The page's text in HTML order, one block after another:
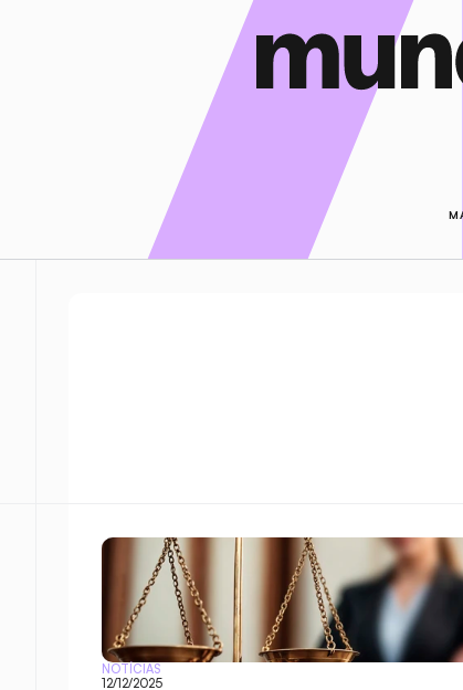
NOTÍCIAS
12/12/2025